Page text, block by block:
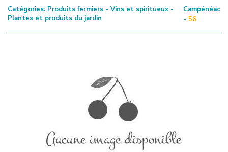
Catégories: Produits fermiers - Vins et spiritueux -
Plantes et produits du jardin
Campénéac
- 56